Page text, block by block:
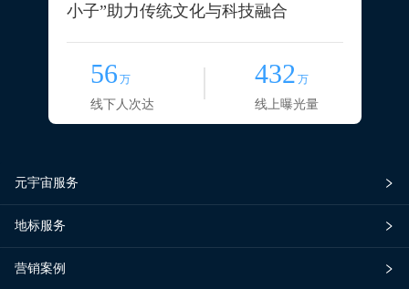
小子”助力传统文化与科技融合
56 万
线下人次达
432 万
线上曝光量
元宇宙服务
地标服务
营销案例